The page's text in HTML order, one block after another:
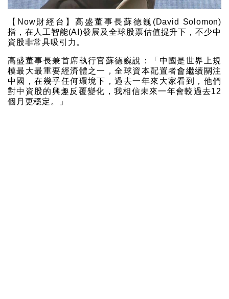
【Now財經台】高盛董事長蘇德巍(David Solomon)
指，在人工智能(AI)發展及全球股票估值提升下，不少中
資股非常具吸引力。
高盛董事長兼首席執行官蘇德巍說：「中國是世界上規
模最大最重要經濟體之一，全球資本配置者會繼續關注
中國，在幾乎任何環境下，過去一年來大家看到，他們
對中資股的興趣反覆變化，我相信未來一年會較過去12
個月更穩定。」